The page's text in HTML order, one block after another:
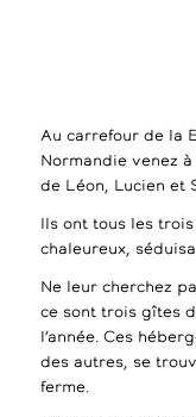
Au carrefour de la
Normandie venez
de Léon, Lucien et
Ils ont tous les
chaleureux,
Ne leur cherchez
ce sont trois gîtes
l’année. Ces
des autres, se
ferme.